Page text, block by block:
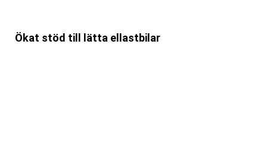
Ökat stöd till lätta ellastbilar